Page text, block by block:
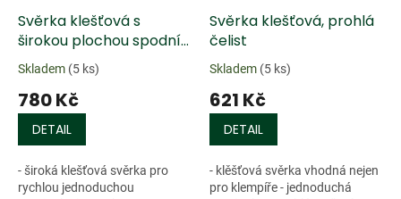
Svěrka klešťová s
širokou plochou spodní
čelistí
Skladem (5 ks)
780 Kč
DETAIL
- široká klešťová svěrka pro
rychlou jednoduchou
Svěrka klešťová, prohlá
čelist
Skladem (5 ks)
621 Kč
DETAIL
- klěšťová svěrka vhodná nejen
pro klempíře - jednoduchá